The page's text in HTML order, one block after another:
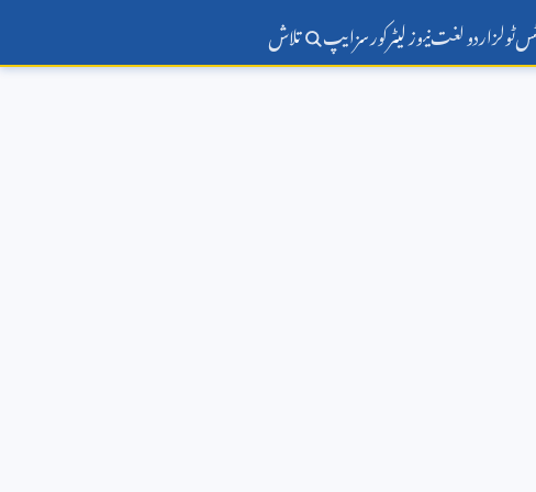
ٹولزاردو لغتنیوز لیٹرکورسزایپ تلاش